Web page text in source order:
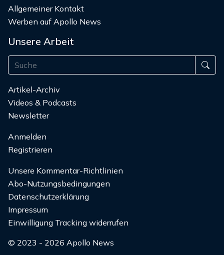
Allgemeiner Kontakt
Werben auf Apollo News
Unsere Arbeit
Artikel-Archiv
Videos & Podcasts
Newsletter
Anmelden
Registrieren
Unsere Kommentar-Richtlinien
Abo-Nutzungsbedingungen
Datenschutzerklärung
Impressum
Einwilligung Tracking widerrufen
© 2023 - 2026 Apollo News